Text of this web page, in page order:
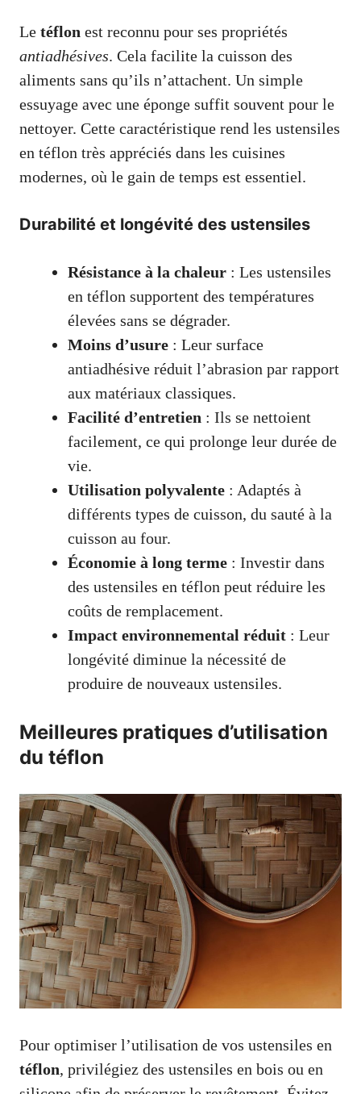
Le téflon est reconnu pour ses propriétés
antiadhésives. Cela facilite la cuisson des
aliments sans qu’ils n’attachent. Un simple
essuyage avec une éponge suffit souvent pour le
nettoyer. Cette caractéristique rend les ustensiles
en téflon très appréciés dans les cuisines
modernes, où le gain de temps est essentiel.
Durabilité et longévité des ustensiles
Résistance à la chaleur : Les ustensiles
en téflon supportent des températures
élevées sans se dégrader.
Moins d’usure : Leur surface
antiadhésive réduit l’abrasion par rapport
aux matériaux classiques.
Facilité d’entretien : Ils se nettoient
facilement, ce qui prolonge leur durée de
vie.
Utilisation polyvalente : Adaptés à
différents types de cuisson, du sauté à la
cuisson au four.
Économie à long terme : Investir dans
des ustensiles en téflon peut réduire les
coûts de remplacement.
Impact environnemental réduit : Leur
longévité diminue la nécessité de
produire de nouveaux ustensiles.
Meilleures pratiques d’utilisation
du téflon
Pour optimiser l’utilisation de vos ustensiles en
téflon, privilégiez des ustensiles en bois ou en